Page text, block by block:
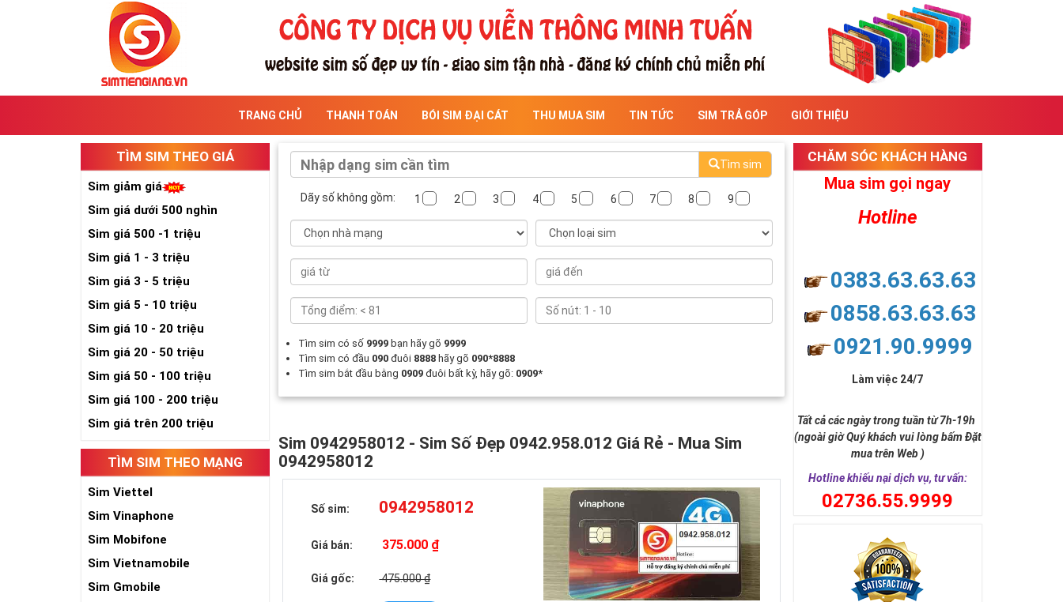
TRANG CHỦ THANH TOÁN BÓI SIM ĐẠI CÁT THU MUA SIM TIN TỨC SIM TRẢ GÓP GIỚI THIỆU
TÌM SIM THEO GIÁ
Sim giảm giá
Sim giá dưới 500 nghìn
Sim giá 500 -1 triệu
Sim giá 1 - 3 triệu
Sim giá 3 - 5 triệu
Sim giá 5 - 10 triệu
Sim giá 10 - 20 triệu
Sim giá 20 - 50 triệu
Sim giá 50 - 100 triệu
Sim giá 100 - 200 triệu
Sim giá trên 200 triệu
TÌM SIM THEO MẠNG
Sim Viettel
Sim Vinaphone
Sim Mobifone
Sim Vietnamobile
Sim Gmobile
Tìm sim
Dãy số không gồm: 1 2 3 4 5 6 7 8 9
Tìm sim có số 9999 bạn hãy gõ 9999
Tìm sim có đầu 090đuôi 8888 hãy gõ 090*8888
Tìm sim bắt đầu bằng 0909 đuôi bất kỳ, hãy gõ: 0909*
Sim 0942958012 - Sim Số Đẹp 0942.958.012 Giá Rẻ - Mua Sim
0942958012
Số sim: 0942958012
Giá bán: 375.000 ₫
Giá gốc: 475.000 ₫
CHĂM SÓC KHÁCH HÀNG
Mua sim gọi ngay
Hotline
0383.63.63.63
0858.63.63.63
0921.90.9999
Làm việc 24/7
Tất cả các ngày trong tuần từ 7h-19h
(ngoài giờ Quý khách vui lòng bấm Đặt
mua trên Web )
Hotline khiếu nại dịch vụ, tư vấn:
02736.55.9999